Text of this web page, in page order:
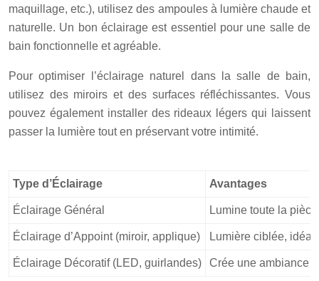
maquillage, etc.), utilisez des ampoules à lumière chaude et
naturelle. Un bon éclairage est essentiel pour une salle de
bain fonctionnelle et agréable.
Pour optimiser l’éclairage naturel dans la salle de bain,
utilisez des miroirs et des surfaces réfléchissantes. Vous
pouvez également installer des rideaux légers qui laissent
passer la lumière tout en préservant votre intimité.
Type d’Éclairage Avantages
Éclairage Général Lumine toute la
Éclairage d’Appoint (miroir, applique) Lumière ciblée,
Éclairage Décoratif (LED, guirlandes) Crée une ambiance